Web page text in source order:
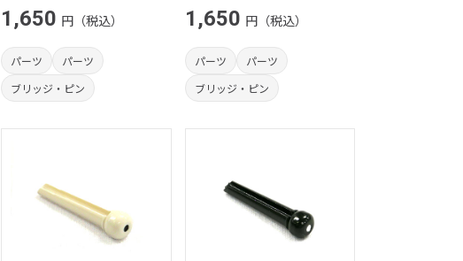
1,650 円（税込）
パーツ
パーツ
ブリッジ・ピン
1,650 円（税込）
パーツ
パーツ
ブリッジ・ピン